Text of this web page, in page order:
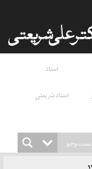
اسناد
استاد شریعتی